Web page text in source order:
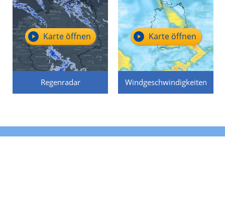
Regenradar
Karte öffnen
Windgeschwindigkeiten
Karte öffnen